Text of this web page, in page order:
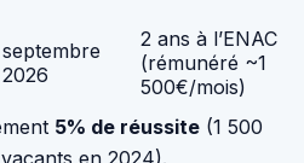
septembre
2026
2 ans à l’ENAC
(rémunéré ~1
500€/mois)
5% de réussite (1 500
en 2024).